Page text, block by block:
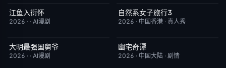
完结
江鱼入衍怀
2026 · · AI漫剧
已完结
自然系女子旅行3
2026 · 中国香港 · 真人秀
完结
大明最强国舅爷
2026 · · AI漫剧
更新至第14集
幽宅奇谭
2026 · 中国大陆 · 剧情